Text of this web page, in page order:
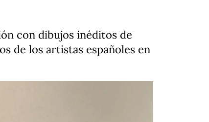
con dibujos inéditos de
de los artistas españoles en